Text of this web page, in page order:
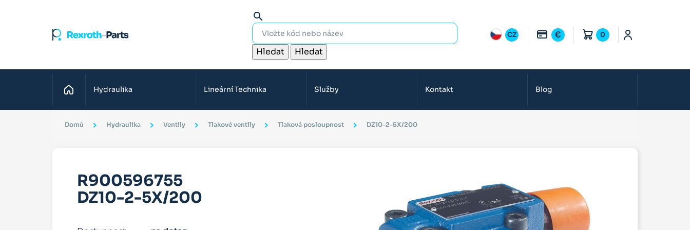
search
Hledat Hledat
CZ € 0
Domů Hydraulika Lineární Technika Služby Kontakt Blog
Domů Hydraulika Ventily Tlakové ventily Tlaková posloupnost DZ10-2-5X/200
R900596755
DZ10-2-5X/200